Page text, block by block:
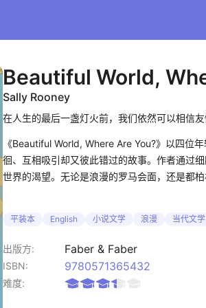
Beautiful World,
Sally Rooney
在人生的最后一盏灯火前，我们依然可以相信
《Beautiful World, Where Are You?》以四位
徊、互相吸引却又彼此错过的故事。作者通过
世界的渴望。无论是浪漫的罗马会面，还是都
惑，引发读者对友情和爱情的深刻思考产生强
作者简洁而富有诗意的笔触与细腻人物塑造将
灵慰藉。让主题探讨更具有现代意义，通过文
平装本 English 小说文学 浪漫 当代文学
出版方: Faber & Faber
ISBN: 9780571365432
难度: